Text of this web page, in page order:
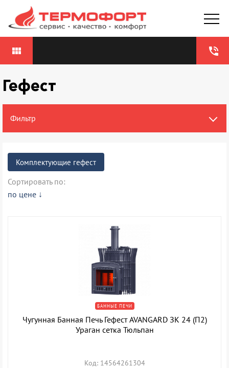
phone_in_talk
view_module
Гефест
Фильтр
комплектующие гефест
Сортировать по:
по цене
БАННЫЕ ПЕЧИ
Чугунная Банная Печь Гефест AVANGARD ЗК 24 (П2)
Ураган сетка Тюльпан
Код: 14564261304